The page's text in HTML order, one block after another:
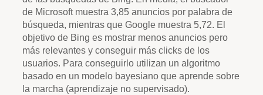
de Microsoft muestra 3,85 anuncios por palabra de
búsqueda, mientras que Google muestra 5,72. El
objetivo de Bing es mostrar menos anuncios pero
más relevantes y conseguir más clicks de los
usuarios. Para conseguirlo utilizan un algoritmo
basado en un modelo bayesiano que aprende sobre
la marcha (aprendizaje no supervisado).